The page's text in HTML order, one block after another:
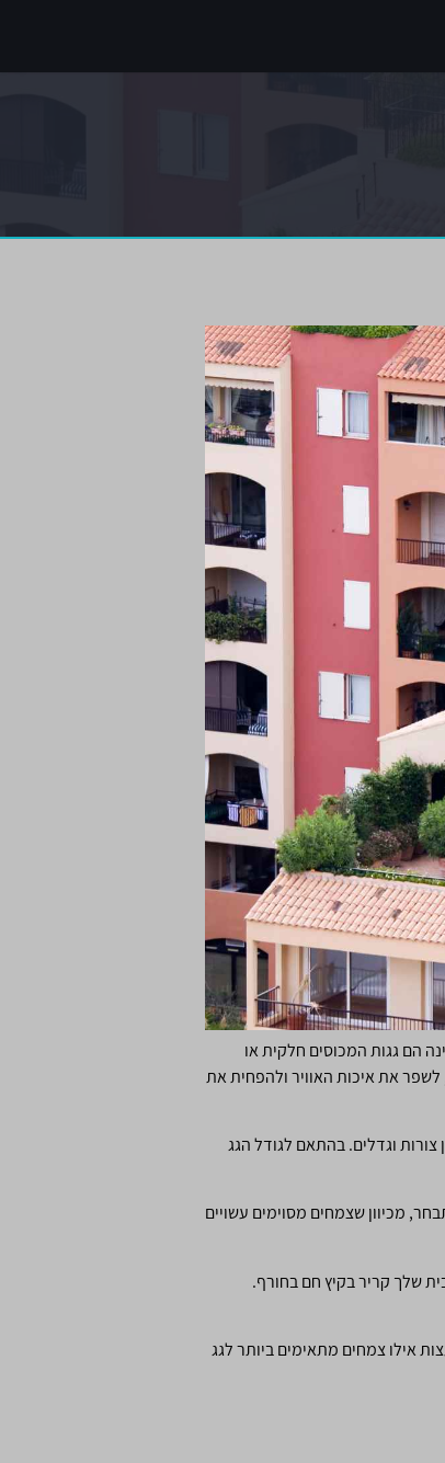
הם גגות המכוסים חלקית או
לשפר את איכות האוויר ולהפחית את
צורות וגדלים. בהתאם לגודל הגג
מכיוון שצמחים מסוימים עשויים
שלך קריר בקיץ חם בחורף.
אילו צמחים מתאימים ביותר לגג